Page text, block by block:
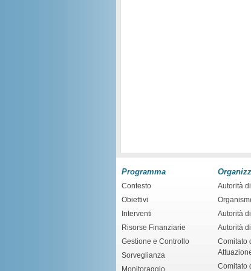
Programma
Contesto
Obiettivi
Interventi
Risorse Finanziarie
Gestione e Controllo
Sorveglianza
Monitoraggio
Autorità
Autorità
Autorità
Comitato
Comitato